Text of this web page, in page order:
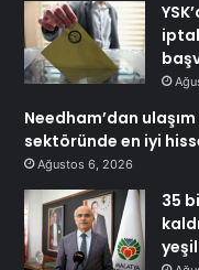
Needham’dan
sektöründe en iyi
Ağustos 6, 2026
35